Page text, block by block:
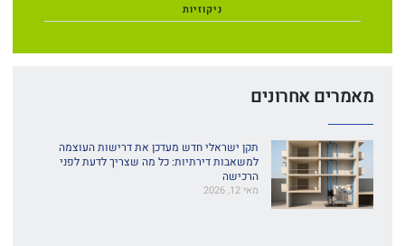
ניקוזיות
מאמרים אחרונים
תקן ישראלי חדש מעדכן את דרישות העוצמה
למשאבות דירתיות: כל מה שצריך לדעת לפני
הרכישה
מאי 12, 2026